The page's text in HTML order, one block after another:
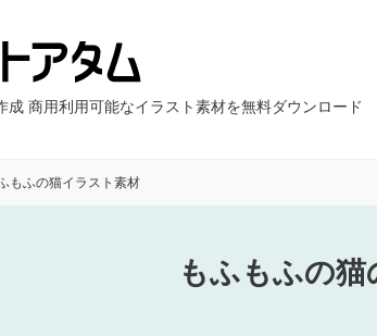
成 商用利用可能なイラスト素材を無料ダウンロード
もふの猫イラスト素材
もふもふの